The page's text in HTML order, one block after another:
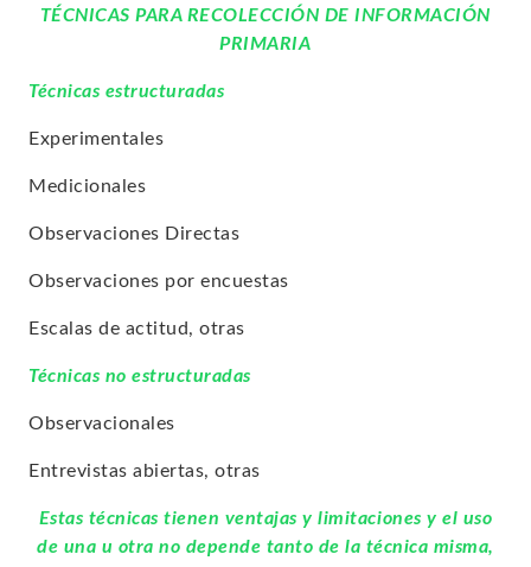
TÉCNICAS PARA RECOLECCIÓN DE INFORMACIÓN
PRIMARIA
Técnicas estructuradas
Experimentales
Medicionales
Observaciones Directas
Observaciones por encuestas
Escalas de actitud, otras
Técnicas no estructuradas
Observacionales
Entrevistas abiertas, otras
Estas técnicas tienen ventajas y limitaciones y el uso
de una u otra no depende tanto de la técnica misma,